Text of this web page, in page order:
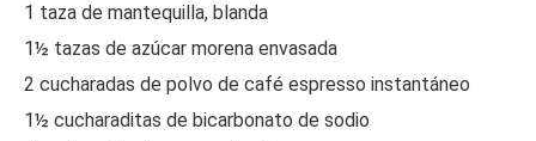
1 taza de mantequilla, blanda
1½ tazas de azúcar morena envasada
2 cucharadas de polvo de café espresso instantáneo
1½ cucharaditas de bicarbonato de sodio